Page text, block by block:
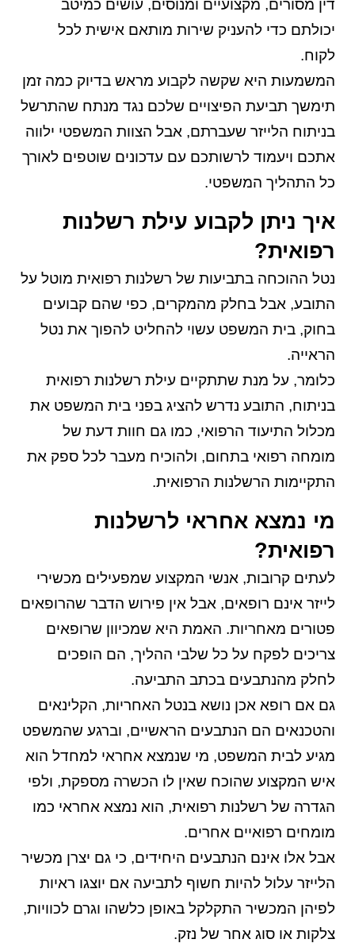
דין מסורים, מקצועיים ומנוסים, עושים כמיטב
יכולתם כדי להעניק שירות מותאם אישית לכל
לקוח.
המשמעות היא שקשה לקבוע מראש בדיוק כמה זמן
תימשך תביעת הפיצויים שלכם נגד מנתח שהתרשל
בניתוח הלייזר שעברתם, אבל הצוות המשפטי ילווה
אתכם ויעמוד לרשותכם עם עדכונים שוטפים לאורך
כל התהליך המשפטי.
איך ניתן לקבוע עילת רשלנות
רפואית?
נטל ההוכחה בתביעות של רשלנות רפואית מוטל על
התובע, אבל בחלק מהמקרים, כפי שהם קבועים
בחוק, בית המשפט עשוי להחליט להפוך את נטל
הראייה.
כלומר, על מנת שתתקיים עילת רשלנות רפואית
בניתוח, התובע נדרש להציג בפני בית המשפט את
מכלול התיעוד הרפואי, כמו גם חוות דעת של
מומחה רפואי בתחום, ולהוכיח מעבר לכל ספק את
התקיימות הרשלנות הרפואית.
מי נמצא אחראי לרשלנות
רפואית?
לעתים קרובות, אנשי המקצוע שמפעילים מכשירי
לייזר אינם רופאים, אבל אין פירוש הדבר שהרופאים
פטורים מאחריות. האמת היא שמכיוון שרופאים
צריכים לפקח על כל שלבי ההליך, הם הופכים
לחלק מהנתבעים בכתב התביעה.
גם אם רופא אכן נושא בנטל האחריות, הקלינאים
והטכנאים הם הנתבעים הראשיים, וברגע שהמשפט
מגיע לבית המשפט, מי שנמצא אחראי למחדל הוא
איש המקצוע שהוכח שאין לו הכשרה מספקת, ולפי
הגדרה של רשלנות רפואית, הוא נמצא אחראי כמו
מומחים רפואיים אחרים.
אבל אלו אינם הנתבעים היחידים, כי גם יצרן מכשיר
הלייזר עלול להיות חשוף לתביעה אם יוצגו ראיות
לפיהן המכשיר התקלקל באופן כלשהו וגרם לכוויות,
צלקות או סוג אחר של נזק.